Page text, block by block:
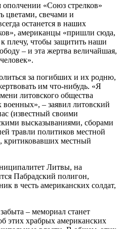
«Союз стрелков»
цветами, свечами и
останется в наших
американцы «пришли сюда,
плечу, чтобы защитить наши
– и эта жертва величайшая,
за погибших и их родню,
им что-нибудь. «Я
литовского общества
– заявил литовский
(известный своими
высказываниями, сборами
травли политиков местной
критиковавших местный
Литвы, на
Пабрадский полигон,
в честь американских солдат,
– мемориал станет
этих храбрых американских